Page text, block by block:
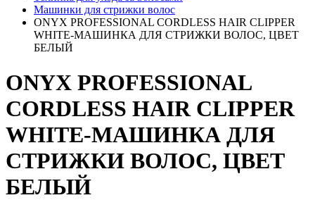
Машинки для стрижки волос
ONYX PROFESSIONAL CORDLESS HAIR CLIPPER
WHITE-МАШИНКА ДЛЯ СТРИЖКИ ВОЛОС, ЦВЕТ
БЕЛЫЙ
ONYX PROFESSIONAL
CORDLESS HAIR CLIPPER
WHITE-МАШИНКА ДЛЯ
СТРИЖКИ ВОЛОС, ЦВЕТ
БЕЛЫЙ